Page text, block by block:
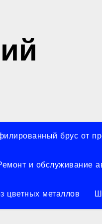
брус от
и обслуживание
цветных металлов